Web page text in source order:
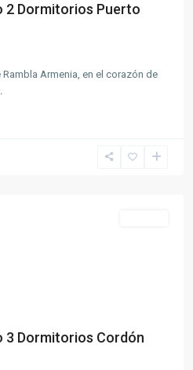
2 Dormitorios Puerto
Armenia, en el corazón de
Dormitorios Cordón